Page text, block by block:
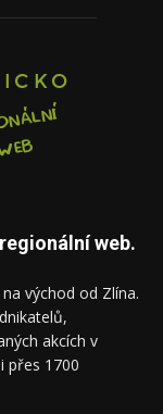
web.
východ od Zlína.
akcích v
přes 1700